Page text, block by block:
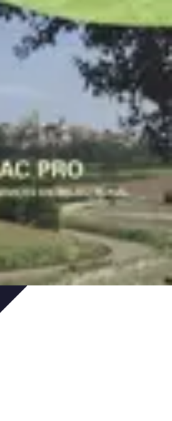
ActualitésÉquipes et